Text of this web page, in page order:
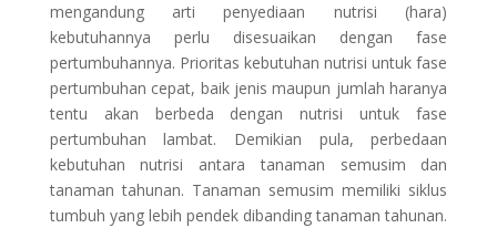
mengandung arti penyediaan nutrisi (hara)
kebutuhannya perlu disesuaikan dengan fase
pertumbuhannya. Prioritas kebutuhan nutrisi untuk fase
pertumbuhan cepat, baik jenis maupun jumlah haranya
tentu akan berbeda dengan nutrisi untuk fase
pertumbuhan lambat. Demikian pula, perbedaan
kebutuhan nutrisi antara tanaman semusim dan
tanaman tahunan. Tanaman semusim memiliki siklus
tumbuh yang lebih pendek dibanding tanaman tahunan.